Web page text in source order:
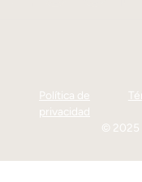
© 2025
Política de
privacidad